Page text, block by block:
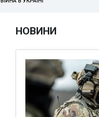
НОВИНИ